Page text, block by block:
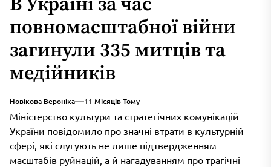
В Україні за час
повномасштабної війни
загинули 335 митців та
медійників
Новікова Вероніка 11 Місяців Тому
Міністерство культури та стратегічних комунікацій
України повідомило про значні втрати в культурній
сфері, які слугують не лише підтвердженням
масштабів руйнацій, а й нагадуванням про трагічні